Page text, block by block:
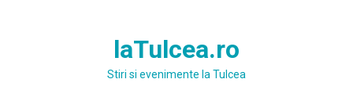
laTulcea.ro
Stiri si evenimente la Tulcea